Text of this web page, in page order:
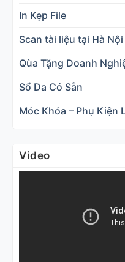
In Kẹp File
Scan tài liệu tại Hà Nội
Qùa Tặng Doanh
Sổ Da Có Sẵn
Móc Khóa – Phụ Kiện
Video